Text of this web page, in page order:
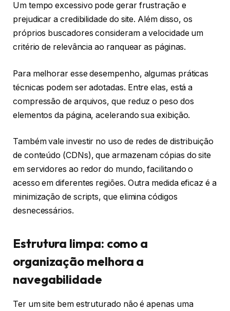
Um tempo excessivo pode gerar frustração e
prejudicar a credibilidade do site. Além disso, os
próprios buscadores consideram a velocidade um
critério de relevância ao ranquear as páginas.
Para melhorar esse desempenho, algumas práticas
técnicas podem ser adotadas. Entre elas, está a
compressão de arquivos, que reduz o peso dos
elementos da página, acelerando sua exibição.
Também vale investir no uso de redes de distribuição
de conteúdo (CDNs), que armazenam cópias do site
em servidores ao redor do mundo, facilitando o
acesso em diferentes regiões. Outra medida eficaz é a
minimização de scripts, que elimina códigos
desnecessários.
Estrutura limpa: como a
organização melhora a
navegabilidade
Ter um site bem estruturado não é apenas uma